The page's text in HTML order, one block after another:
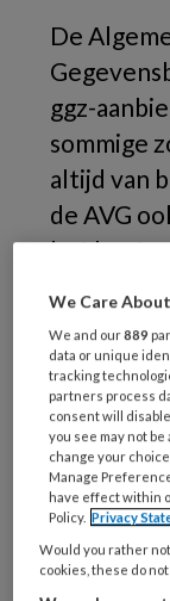
De
ggz-
sommige
altijd van
de AVG
het
Binnen de
gaan met
privacy van
AVG.
We Care
We and our889
data or unique
tracking
partners process
consent will
you see may not
change your
Manage
have effect within
Policy. Privacy
Would you rather
cookies, these do